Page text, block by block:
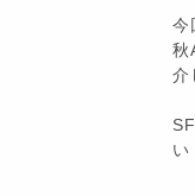
今
秋
介
い